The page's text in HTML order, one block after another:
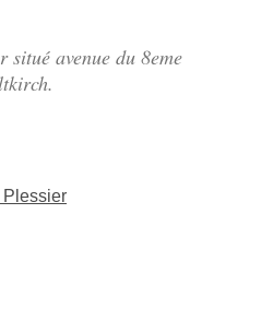
situé avenue du 8eme
Plessier